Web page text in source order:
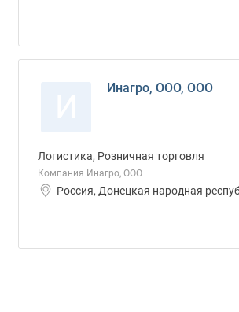
Инагро, ООО, ООО
Логистика, Розничная торговля
Компания Инагро, ООО
Россия, Донецкая народная